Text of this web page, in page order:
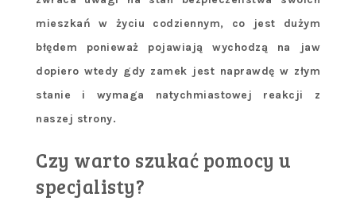
mieszkań w życiu codziennym, co jest dużym
błędem ponieważ pojawiają wychodzą na jaw
dopiero wtedy gdy zamek jest naprawdę w złym
stanie i wymaga natychmiastowej reakcji z
naszej strony.
Czy warto szukać pomocy u
specjalisty?